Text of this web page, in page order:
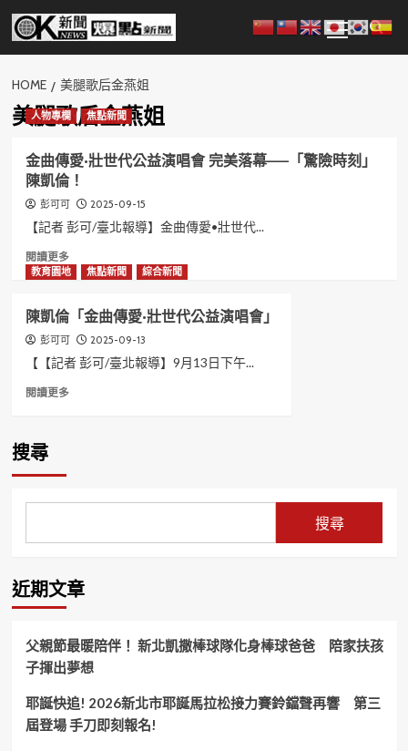
Skip
content
Menu
HOME 美腿歌后金燕姐
美腿歌后金燕姐
人物專欄 焦點新聞
金曲傳愛•壯世代公益演唱會 完美落幕——「驚險時刻」
陳凱倫！
彭可可 2025-09-15
【記者 彭可/臺北報導】金曲傳愛•壯世代...
閱讀更多Read
more
金
曲
傳
愛
壯
幕
——
險
時
刻」
凱
倫！
教育園地 焦點新聞 綜合新聞
陳凱倫「金曲傳愛•壯世代公益演唱會」
彭可可 2025-09-13
【【記者 彭可/臺北報導】9月13日下午...
閱讀更多Read
愛
壯
世
益
演
會」
搜尋
搜尋
近期文章
父親節最暖陪伴！ 新北凱撒棒球隊化身棒球爸爸 陪家扶孩
子揮出夢想
耶誕快追! 2026新北市耶誕馬拉松接力賽鈴鐺聲再響 第三
屆登場 手刀即刻報名!